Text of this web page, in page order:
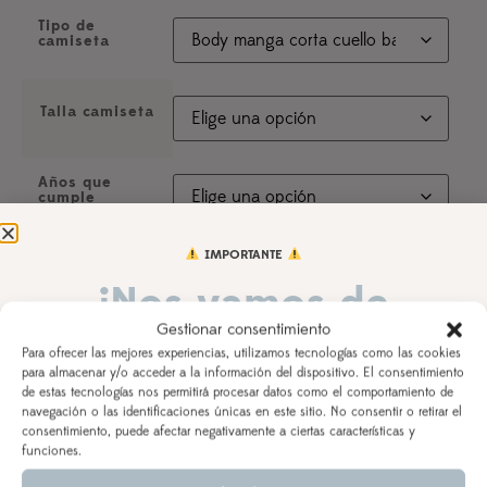
Gestionar consentimiento
Para ofrecer las mejores experiencias, utilizamos tecnologías como las cookies
para almacenar y/o acceder a la información del dispositivo. El consentimiento
de estas tecnologías nos permitirá procesar datos como el comportamiento de
navegación o las identificaciones únicas en este sitio. No consentir o retirar el
consentimiento, puede afectar negativamente a ciertas características y
funciones.
Tipo de
camiseta
Talla camiseta
Años que
cumple
Inicial
Limpiar
Nombre del peque
IMPORTANTE
¡Nos vamos de
vacaciones!
DEL 3 AL 21 DE AGOSTO
Los pedidos realizados a partir del 28 de julio
saldrán,
según orden de entrada y tiempo de procesamiento